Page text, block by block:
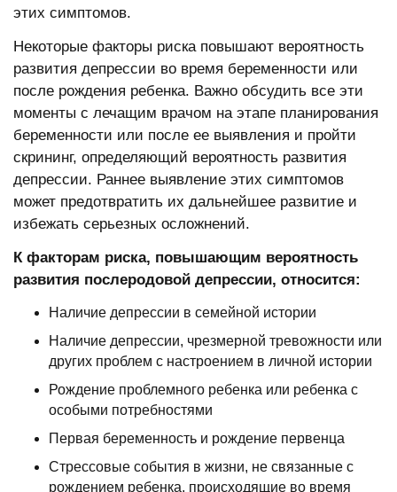
этих симптомов.
Некоторые факторы риска повышают вероятность
развития депрессии во время беременности или
после рождения ребенка. Важно обсудить все эти
моменты с лечащим врачом на этапе планирования
беременности или после ее выявления и пройти
скрининг, определяющий вероятность развития
депрессии. Раннее выявление этих симптомов
может предотвратить их дальнейшее развитие и
избежать серьезных осложнений.
К факторам риска, повышающим вероятность
развития послеродовой депрессии, относится:
Наличие депрессии в семейной истории
Наличие депрессии, чрезмерной тревожности или
других проблем с настроением в личной истории
Рождение проблемного ребенка или ребенка с
особыми потребностями
Первая беременность и рождение первенца
Стрессовые события в жизни, не связанные с
рождением ребенка, происходящие во время